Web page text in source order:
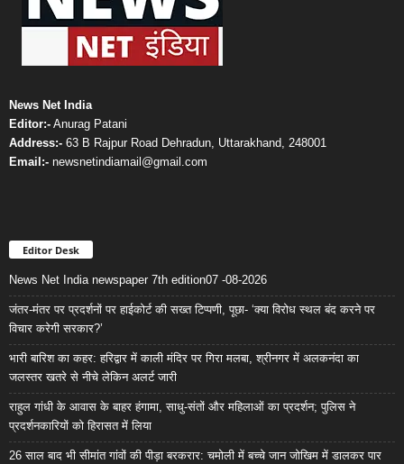
News Net India
Editor:- Anurag Patani
Address:- 63 B Rajpur Road Dehradun, Uttarakhand, 248001
Email:- newsnetindiamail@gmail.com
Editor Desk
News Net India newspaper 7th edition07 -08-2026
जंतर-मंतर पर प्रदर्शनों पर हाईकोर्ट की सख्त टिप्पणी, पूछा- ‘क्या विरोध स्थल बंद करने पर
विचार करेगी सरकार?’
भारी बारिश का कहर: हरिद्वार में काली मंदिर पर गिरा मलबा, श्रीनगर में अलकनंदा का
जलस्तर खतरे से नीचे लेकिन अलर्ट जारी
राहुल गांधी के आवास के बाहर हंगामा, साधु-संतों और महिलाओं का प्रदर्शन; पुलिस ने
प्रदर्शनकारियों को हिरासत में लिया
26 साल बाद भी सीमांत गांवों की पीड़ा बरकरार: चमोली में बच्चे जान जोखिम में डालकर पार